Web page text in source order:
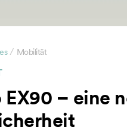
/ Mobilität
EX90 – eine